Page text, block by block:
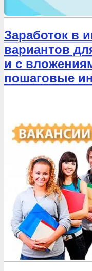
Заработок в
вариантов
и с
пошаговые